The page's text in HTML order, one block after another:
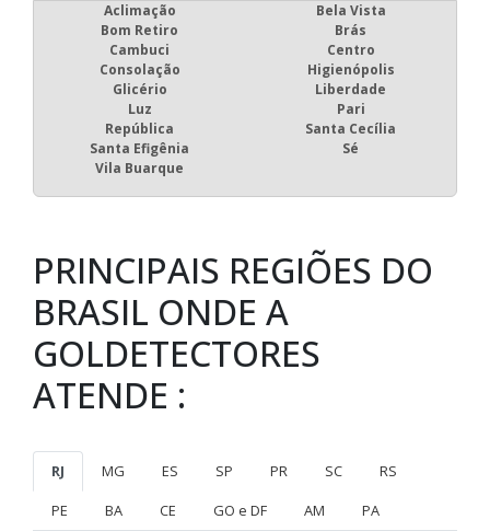
Aclimação
Bela Vista
Bom Retiro
Brás
Cambuci
Centro
Consolação
Higienópolis
Glicério
Liberdade
Luz
Pari
República
Santa Cecília
Santa Efigênia
Sé
Vila Buarque
PRINCIPAIS REGIÕES DO
BRASIL ONDE A
GOLDETECTORES
ATENDE :
RJ MG ES SP PR SC
RS
PE
BA CE GO e DF AM PA